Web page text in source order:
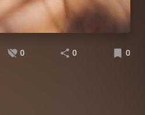
0 0 0